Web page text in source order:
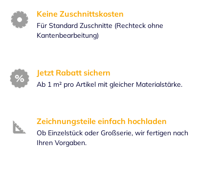
Keine Zuschnittskosten
Für Standard Zuschnitte (Rechteck ohne
Kantenbearbeitung)
Jetzt Rabatt sichern
Ab 1 m² pro Artikel mit gleicher Materialstärke.
Zeichnungsteile einfach hochladen
Ob Einzelstück oder Großserie, wir fertigen nach
Ihren Vorgaben.